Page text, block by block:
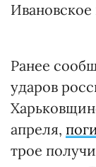
Ивановское
Ранее
ударов
апреля,
трое